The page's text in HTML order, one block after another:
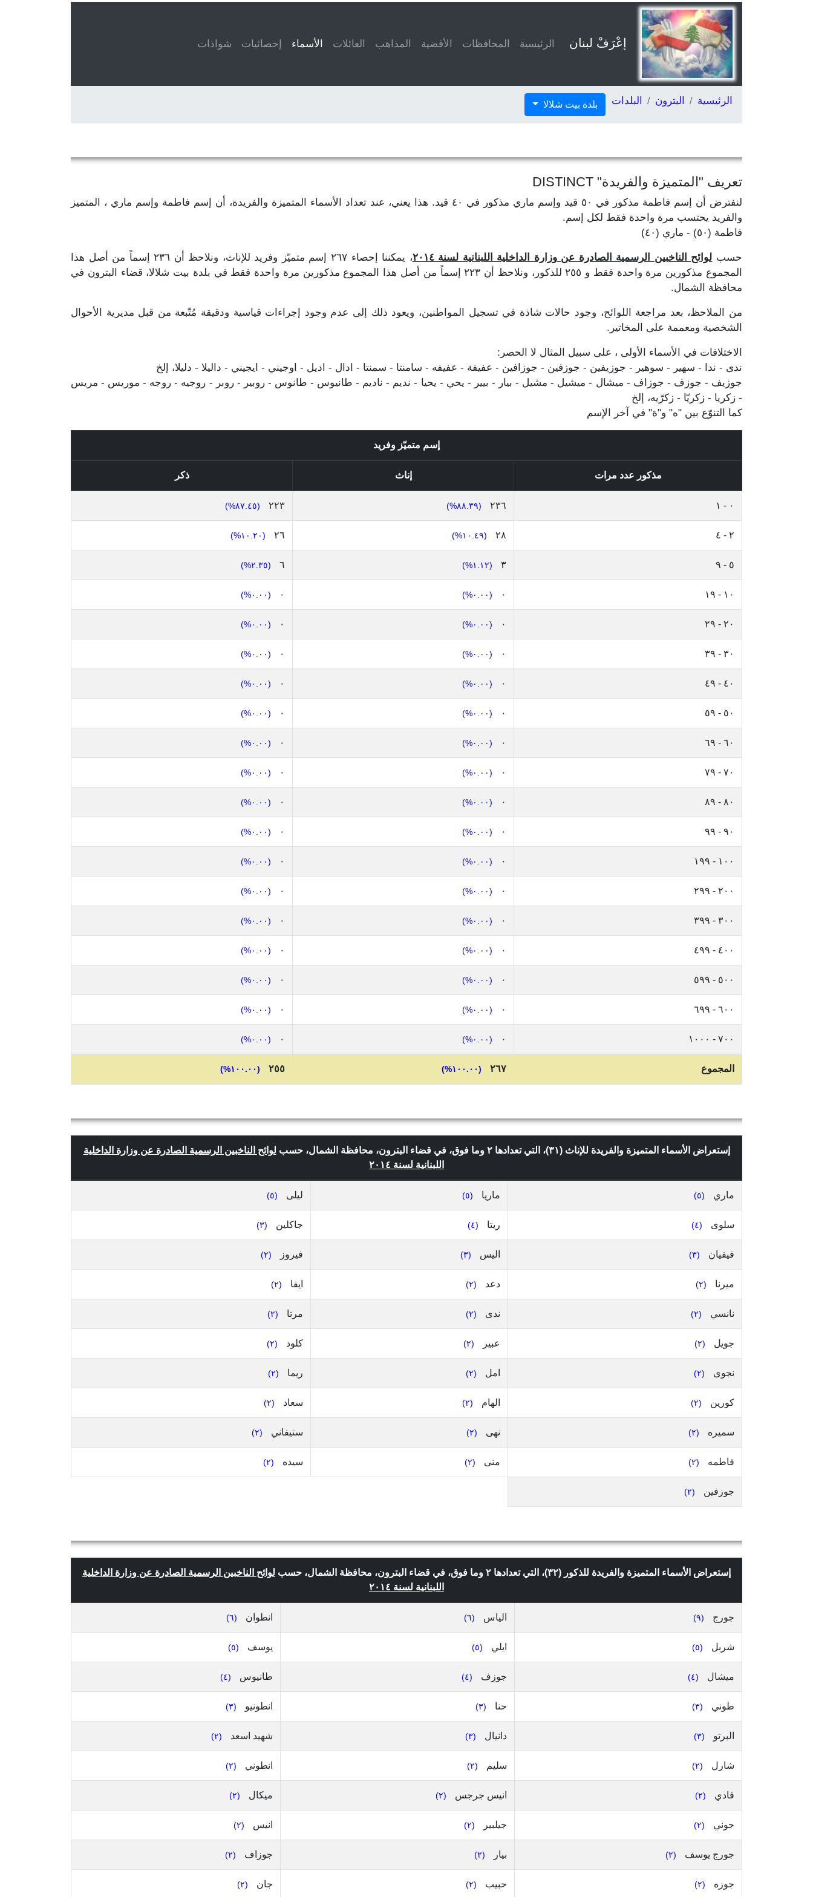
إعْرَفْ لبنان الرئيسية المحافظات الأقضية المذاهب العائلات الأسماء إحصائيات شواذات
الرئيسية البترون البلدات بلدة بيت شلالا
تعريف "المتميزة والفريدة" DISTINCT
لنفترض أن إسم فاطمة مذكور في ٥٠ قيد وإسم ماري مذكور في ٤٠ قيد. هذا يعني، عند تعداد الأسماء المتميزة والفريدة، أن إسم فاطمة وإسم ماري ، المتميز
والفريد يحتسب مرة واحدة فقط لكل إسم.
فاطمة (٥٠) - ماري (٤٠)
حسب لوائح الناخبين الرسمية الصادرة عن وزارة الداخلية اللبنانية لسنة ٢٠١٤
، يمكننا إحصاء ٢٦٧ إسم متميّز وفريد للإناث، ونلاحظ أن ٢٣٦ إسماً من أصل هذا
المجموع مذكورين مرة واحدة فقط و ٢٥٥ للذكور، ونلاحظ أن ٢٢٣ إسماً من أصل هذا المجموع مذكورين مرة واحدة فقط في بلدة بيت شلالا، قضاء البترون في
محافظة الشمال.
من الملاحظ، بعد مراجعة اللوائح، وجود حالات شاذة في تسجيل المواطنين، ويعود ذلك إلى عدم وجود إجراءات قياسية ودقيقة مُتّبعة من قبل مديرية الأحوال
الشخصية ومعممة على المخاتير.
الاختلافات في الأسماء الأولى ، على سبيل المثال لا الحصر:
ندى - ندا - سهير - سوهير - جوزيفين - جوزفين - جوزافين - عفيفة - عفيفه - سامنتا - سمنتا - ادال - اديل - اوجيني - ايجيني - داليلا - دليلا، إلخ
جوزيف - جوزف - جوزاف - ميشال - ميشيل - مشيل - بيار - بيير - يحي - يحيا - نديم - ناديم - طانيوس - طانوس - روبير - روبر - روجيه - روجه - موريس - مريس
- زكريا - زكريّا - زكرّيه، إلخ
كما التنوّع بين "ه" و"ة" في آخر الإسم
إسم متميّز وفريد
مذكور عدد مرات إناث ذكر
٠ - ١ ٢٣٦ (٨٨.٣٩%) ٢٢٣ (٨٧.٤٥%)
٢ - ٤ ٢٨ (١٠.٤٩%) ٢٦ (١٠.٢٠%)
٥ - ٩ ٣ (١.١٢%) ٦ (٢.٣٥%)
١٠ - ١٩ ٠ (٠.٠٠%) ٠ (٠.٠٠%)
٢٠ - ٢٩ ٠ (٠.٠٠%) ٠ (٠.٠٠%)
٣٠ - ٣٩ ٠ (٠.٠٠%) ٠ (٠.٠٠%)
٤٠ - ٤٩ ٠ (٠.٠٠%) ٠ (٠.٠٠%)
٥٠ - ٥٩ ٠ (٠.٠٠%) ٠ (٠.٠٠%)
٦٠ - ٦٩ ٠ (٠.٠٠%) ٠ (٠.٠٠%)
٧٠ - ٧٩ ٠ (٠.٠٠%) ٠ (٠.٠٠%)
٨٠ - ٨٩ ٠ (٠.٠٠%) ٠ (٠.٠٠%)
٩٠ - ٩٩ ٠ (٠.٠٠%) ٠ (٠.٠٠%)
١٠٠ - ١٩٩ ٠ (٠.٠٠%) ٠ (٠.٠٠%)
٢٠٠ - ٢٩٩ ٠ (٠.٠٠%) ٠ (٠.٠٠%)
٣٠٠ - ٣٩٩ ٠ (٠.٠٠%) ٠ (٠.٠٠%)
٤٠٠ - ٤٩٩ ٠ (٠.٠٠%) ٠ (٠.٠٠%)
٥٠٠ - ٥٩٩ ٠ (٠.٠٠%) ٠ (٠.٠٠%)
٦٠٠ - ٦٩٩ ٠ (٠.٠٠%) ٠ (٠.٠٠%)
٧٠٠ - ١٠٠٠ ٠ (٠.٠٠%) ٠ (٠.٠٠%)
المجموع ٢٦٧ (١٠٠.٠٠%) ٢٥٥ (١٠٠.٠٠%)
إستعراض الأسماء المتميزة والفريدة للإناث (٣١)، التي تعدادها ٢ وما فوق، في قضاء البترون، محافظة الشمال، حسب
لوائح الناخبين الرسمية الصادرة عن وزارة الداخلية
اللبنانية لسنة ٢٠١٤
ماري (٥) ماريا (٥) ليلى (٥)
سلوى (٤) ريتا (٤) جاكلين (٣)
فيفيان (٣) اليس (٣) فيروز (٢)
ميرنا (٢) دعد (٢) ايفا (٢)
نانسي (٢) ندى (٢) مرتا (٢)
جويل (٢) عبير (٢) كلود (٢)
نجوى (٢) امل (٢) ريما (٢)
كورين (٢) الهام (٢) سعاد (٢)
سميره (٢) نهى (٢) ستيفاني (٢)
فاطمه (٢) منى (٢) سيده (٢)
جوزفين (٢)
إستعراض الأسماء المتميزة والفريدة للذكور (٣٢)، التي تعدادها ٢ وما فوق، في قضاء البترون، محافظة الشمال، حسب
لوائح الناخبين الرسمية الصادرة عن وزارة الداخلية
اللبنانية لسنة ٢٠١٤
جورج (٩) الياس (٦) انطوان (٦)
شربل (٥) ايلي (٥) يوسف (٥)
ميشال (٤) جوزف (٤) طانيوس (٤)
طوني (٣) حنا (٣) انطونيو (٣)
البرتو (٣) دانيال (٣) شهيد اسعد (٢)
شارل (٢) سليم (٢) انطوني (٢)
فادي (٢) انيس جرجس (٢) ميكال (٢)
جوني (٢) جيلبير (٢) انيس (٢)
جورج يوسف (٢) بيار (٢) جوزاف (٢)
جوزه (٢) حبيب (٢) جان (٢)